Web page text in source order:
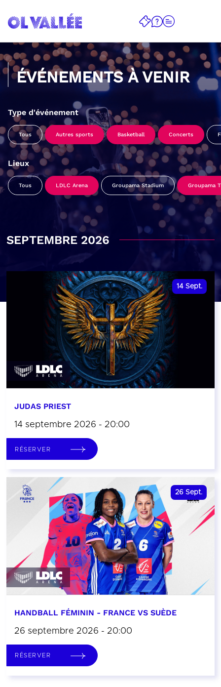
ÉVÉNEMENTS À VENIR
Type d'événement
Tous Autres sports Basketball Concerts
Lieux
Tous LDLC Arena Groupama Stadium Groupama
SEPTEMBRE 2026
14 Sept.
JUDAS PRIEST
14 septembre 2026 - 20:00
RÉSERVER
26 Sept.
HANDBALL FÉMININ - FRANCE VS SUÈDE
26 septembre 2026 - 20:00
RÉSERVER